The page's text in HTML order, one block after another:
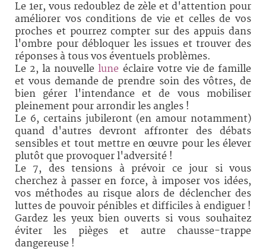
Le 1er, vous redoublez de zèle et d'attention pour
améliorer vos conditions de vie et celles de vos
proches et pourrez compter sur des appuis dans
l'ombre pour débloquer les issues et trouver des
réponses à tous vos éventuels problèmes.
Le 2, la nouvellelune éclaire votre vie de famille
et vous demande de prendre soin des vôtres, de
bien gérer l'intendance et de vous mobiliser
pleinement pour arrondir les angles !
Le 6, certains jubileront (en amour notamment)
quand d'autres devront affronter des débats
sensibles et tout mettre en œuvre pour les élever
plutôt que provoquer l'adversité !
Le 7, des tensions à prévoir ce jour si vous
cherchez à passer en force, à imposer vos idées,
vos méthodes au risque alors de déclencher des
luttes de pouvoir pénibles et difficiles à endiguer !
Gardez les yeux bien ouverts si vous souhaitez
éviter les pièges et autre chausse-trappe
dangereuse !